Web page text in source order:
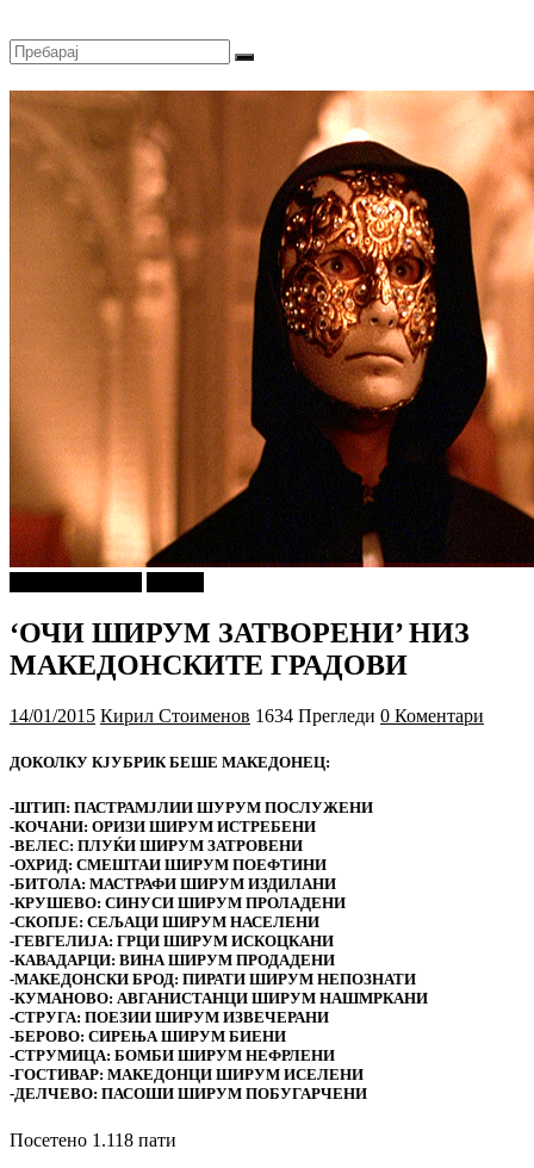
‘ОЧИ ШИРУМ ЗАТВОРЕНИ’ НИЗ
МАКЕДОНСКИТЕ ГРАДОВИ
14/01/2015 Кирил Стоименов 1634 Прегледи 0 Коментари
ДОКОЛКУ КЈУБРИК БЕШЕ МАКЕДОНЕЦ:
-ШТИП: ПАСТРАМЈЛИИ ШУРУМ ПОСЛУЖЕНИ
-КОЧАНИ: ОРИЗИ ШИРУМ ИСТРЕБЕНИ
-ВЕЛЕС: ПЛУЌИ ШИРУМ ЗАТРОВЕНИ
-ОХРИД: СМЕШТАИ ШИРУМ ПОЕФТИНИ
-БИТОЛА: МАСТРАФИ ШИРУМ ИЗДИЛАНИ
-КРУШЕВО: СИНУСИ ШИРУМ ПРОЛАДЕНИ
-СКОПЈЕ: СЕЉАЦИ ШИРУМ НАСЕЛЕНИ
-ГЕВГЕЛИЈА: ГРЦИ ШИРУМ ИСКОЦКАНИ
-КАВАДАРЦИ: ВИНА ШИРУМ ПРОДАДЕНИ
-МАКЕДОНСКИ БРОД: ПИРАТИ ШИРУМ НЕПОЗНАТИ
-КУМАНОВО: АВГАНИСТАНЦИ ШИРУМ НАШМРКАНИ
-СТРУГА: ПОЕЗИИ ШИРУМ ИЗВЕЧЕРАНИ
-БЕРОВО: СИРЕЊА ШИРУМ БИЕНИ
-СТРУМИЦА: БОМБИ ШИРУМ НЕФРЛЕНИ
-ГОСТИВАР: МАКЕДОНЦИ ШИРУМ ИСЕЛЕНИ
-ДЕЛЧЕВО: ПАСОШИ ШИРУМ ПОБУГАРЧЕНИ
Посетено 1.118 пати